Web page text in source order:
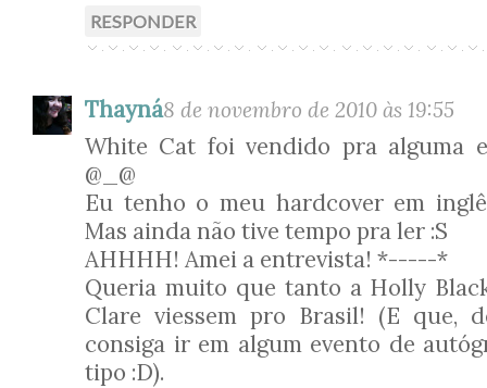
RESPONDER
Thayná8 de novembro de 2010 às 19:55
White Cat foi vendido pra alguma
@_@
Eu tenho o meu hardcover em
Mas ainda não tive tempo pra ler :S
AHHHH! Amei a entrevista! *-----*
Queria muito que tanto a Holly
Clare viessem pro Brasil! (E que,
consiga ir em algum evento de
tipo :D).